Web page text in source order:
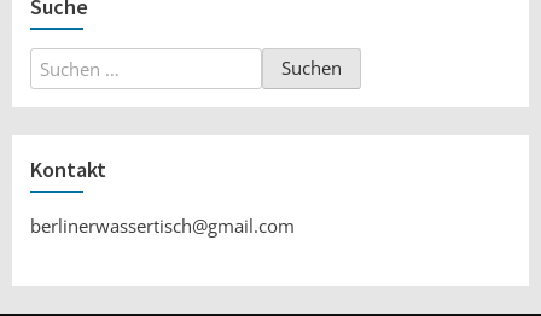
Suche
Suchen
nach:
Kontakt
berlinerwassertisch@gmail.com